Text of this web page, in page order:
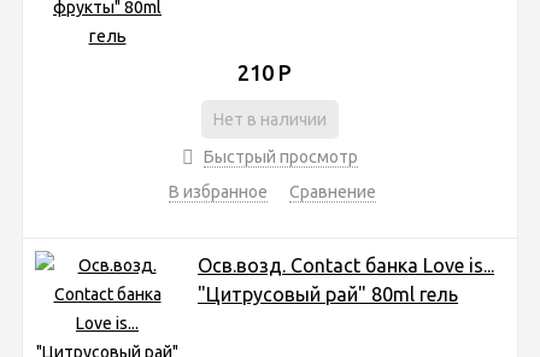
210 Р
Нет в наличии
Быстрый просмотр
В избранное
Сравнение
Осв.возд. Соntact банка Love is...
"Цитрусовый рай" 80ml гель